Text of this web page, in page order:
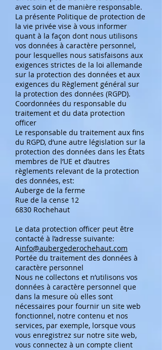
avec soin et de manière responsable.
La présente Politique de protection de
la vie privée vise à vous informer
quant à la façon dont nous utilisons
vos données à caractère personnel,
pour lesquelles nous satisfaisons aux
exigences strictes de la loi allemande
sur la protection des données et aux
exigences du Règlement général sur
la protection des données (RGPD).
Coordonnées du responsable du
traitement et du data protection
officer
Le responsable du traitement aux fins
du RGPD, d’une autre législation sur la
protection des données dans les États
membres de l’UE et d’autres
règlements relevant de la protection
des données, est:
Auberge de la ferme
Rue de la cense 12
6830 Rochehaut
Le data protection officer peut être
contacté à l’adresse suivante:
Ainfo@aubergederochehaut.com
Portée du traitement des données à
caractère personnel
Nous ne collectons et n’utilisons vos
données à caractère personnel que
dans la mesure où elles sont
nécessaires pour fournir un site web
fonctionnel, notre contenu et nos
services, par exemple, lorsque vous
vous enregistrez sur notre site web,
vous connectez à un compte client